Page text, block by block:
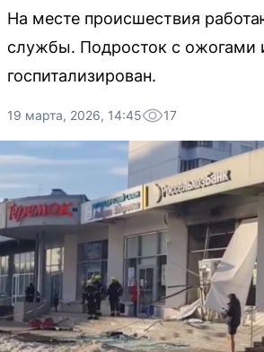
На месте происшествия
службы. Подросток с ожогами
госпитализирован.
19 марта, 2026, 14:45 17